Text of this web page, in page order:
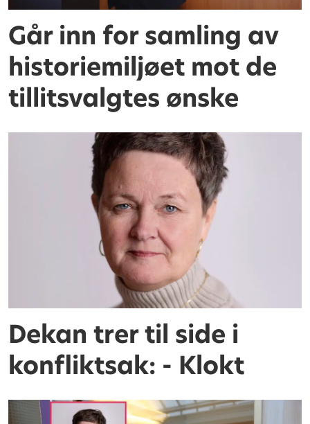
Går inn for samling av
historiemiljøet mot de
tillitsvalgtes ønske
Dekan trer til side i
konfliktsak: - Klokt